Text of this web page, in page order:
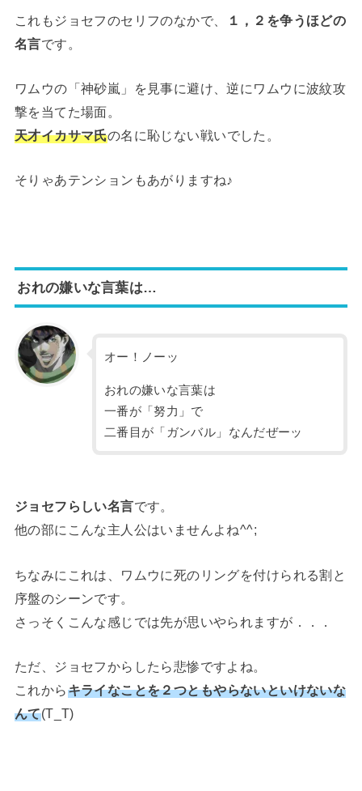
これもジョセフのセリフのなかで、
１，２を争うほどの
名言です。
ワムウの「神砂嵐」を見事に避け、逆にワムウに波紋攻
撃を当てた場面。
天才イカサマ氏の名に恥じない戦いでした。
そりゃあテンションもあがりますね♪
おれの嫌いな言葉は…
オー！ノーッ
おれの嫌いな言葉は
一番が「努力」で
二番目が「ガンバル」なんだぜーッ
ジョセフらしい名言です。
他の部にこんな主人公はいませんよね^^;
ちなみにこれは、ワムウに死のリングを付けられる割と
序盤のシーンです。
さっそくこんな感じでは先が思いやられますが．．．
ただ、ジョセフからしたら悲惨ですよね。
これからキライなことを２つともやらないといけないな
んて(T_T)